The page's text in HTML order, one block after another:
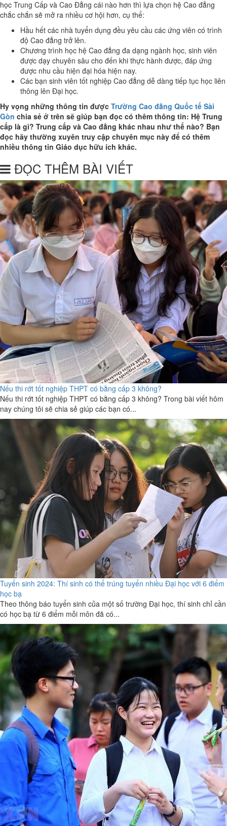
học Trung Cấp và Cao Đẳng cái nào hơn thì lựa chọn hệ Cao đẳng
chắc chắn sẽ mở ra nhiều cơ hội hơn, cụ thể:
Hầu hết các nhà tuyển dụng đều yêu cầu các ứng viên có trình
độ Cao đẳng trở lên.
Chương trình học hệ Cao đẳng đa dạng ngành học, sinh viên
được dạy chuyên sâu cho đến khi thực hành được, đáp ứng
được nhu cầu hiện đại hóa hiện nay.
Các bạn sinh viên tốt nghiệp Cao đẳng dễ dàng tiếp tục học liên
thông lên Đại học.
Hy vọng những thông tin được Trường Cao đẳng Quốc tế Sài
Gòn chia sẻ ở trên sẽ giúp bạn đọc có thêm thông tin: Hệ Trung
cấp là gì? Trung cấp và Cao đẳng khác nhau như thế nào? Bạn
đọc hãy thường xuyên truy cập chuyên mục này để có thêm
nhiều thông tin Giáo dục hữu ích khác.
ĐỌC THÊM BÀI VIẾT
Nếu thi rớt tốt nghiệp THPT có bằng cấp 3 không?
Nếu thi rớt tốt nghiệp THPT có bằng cấp 3 không? Trong bài viết hôm
nay chúng tôi sẽ chia sẻ giúp các bạn có...
Tuyển sinh 2024: Thí sinh có thể trúng tuyển nhiều Đại học với 6 điểm
học bạ
Theo thông báo tuyển sinh của một số trường Đại học, thí sinh chỉ cần
có học bạ từ 6 điểm mỗi môn đã có...